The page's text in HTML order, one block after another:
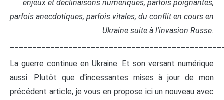
enjeux et déclinaisons numériques, parfois poignantes,
parfois anecdotiques, parfois vitales, du conflit en cours en
Ukraine suite à l'invasion Russe.
La guerre continue en Ukraine. Et son versant numérique
aussi. Plutôt que d'incessantes mises à jour de mon
précédent article, je vous en propose ici un nouveau avec